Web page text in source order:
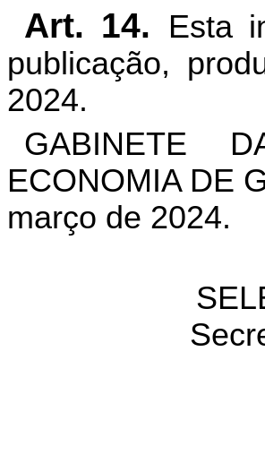
Art. 14.
Esta
publicação,
2024.
GABINETE
ECONOMIA DE
março de 2024.